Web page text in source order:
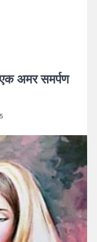
एक अमर समर्पण